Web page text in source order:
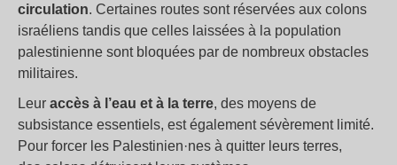
circulation. Certaines routes sont réservées aux colons
israéliens tandis que celles laissées à la population
palestinienne sont bloquées par de nombreux obstacles
militaires.
Leur accès à l’eau et à la terre, des moyens de
subsistance essentiels, est également sévèrement limité.
Pour forcer les Palestinien·nes à quitter leurs terres,